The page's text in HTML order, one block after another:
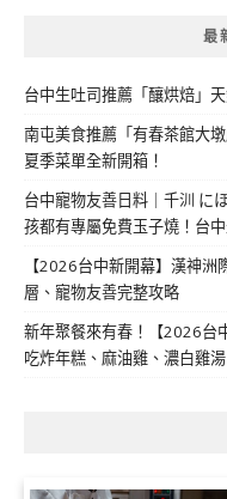
最
台中生吐司推薦「釀烘焙」
南屯美食推薦「有春茶館大
夏季菜單全新開箱！
台中寵物友善日料｜千汌 に
孩都有專屬免費玉子燒！台
【2026台中新開幕】漢神
層、寵物友善完整攻略
新年聚餐來有春！【2026台
吃炸年糕、麻油雞、濃白雞